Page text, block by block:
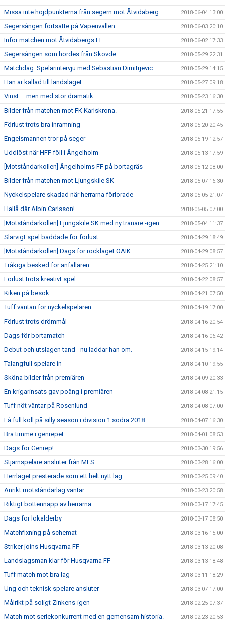
Missa inte höjdpunkterna från segern mot Åtvidaberg. 2018-06-04 13:00
Segersången fortsatte på Vapenvallen 2018-06-03 20:10
Inför matchen mot Åtvidabergs FF 2018-06-02 17:33
Segersången som hördes från Skövde 2018-05-29 22:31
Matchdag: Spelarintervju med Sebastian Dimitrjevic 2018-05-29 14:15
Han är kallad till landslaget 2018-05-27 09:18
Vinst – men med stor dramatik 2018-05-23 16:30
Bilder från matchen mot FK Karlskrona. 2018-05-21 17:55
Förlust trots bra inramning 2018-05-20 20:45
Engelsmannen tror på seger 2018-05-19 12:57
Uddlöst när HFF föll i Ängelholm 2018-05-13 17:59
[Motståndarkollen] Ängelholms FF på bortagräs 2018-05-12 08:00
Bilder från matchen mot Ljungskile SK 2018-05-07 16:30
Nyckelspelare skadad när herrarna förlorade 2018-05-05 21:07
Hallå där Albin Carlsson! 2018-05-05 07:00
[Motståndarkollen] Ljungskile SK med ny tränare -igen 2018-05-04 11:37
Slarvigt spel bäddade för förlust 2018-04-29 18:49
[Motståndarkollen] Dags för rocklaget OAIK 2018-04-29 08:57
Tråkiga besked för anfallaren 2018-04-25 21:10
Förlust trots kreativt spel 2018-04-22 08:57
Kiken på besök. 2018-04-21 07:50
Tuff väntan för nyckelspelaren 2018-04-19 17:00
Förlust trots drömmål 2018-04-16 20:54
Dags för bortamatch 2018-04-16 06:42
Debut och utslagen tand - nu laddar han om. 2018-04-15 19:14
Talangfull spelare in 2018-04-10 19:55
Sköna bilder från premiären 2018-04-09 20:33
En krigarinsats gav poäng i premiären 2018-04-08 21:15
Tuff nöt väntar på Rosenlund 2018-04-08 07:00
Få full koll på silly season i division 1 södra 2018 2018-04-07 16:30
Bra timme i genrepet 2018-04-01 08:53
Dags för Genrep! 2018-03-30 19:56
Stjärnspelare ansluter från MLS 2018-03-28 16:00
Herrlaget presterade som ett helt nytt lag 2018-03-25 09:40
Anrikt motståndarlag väntar 2018-03-23 20:58
Riktigt bottennapp av herrarna 2018-03-17 17:45
Dags för lokalderby 2018-03-17 08:50
Matchfixning på schemat 2018-03-16 15:00
Striker joins Husqvarna FF 2018-03-13 20:08
Landslagsman klar för Husqvarna FF 2018-03-13 18:48
Tuff match mot bra lag 2018-03-11 18:29
Ung och teknisk spelare ansluter 2018-03-07 17:00
Målrikt på soligt Zinkens-igen 2018-02-25 07:37
Match mot seriekonkurrent med en gemensam historia. 2018-02-23 20:53